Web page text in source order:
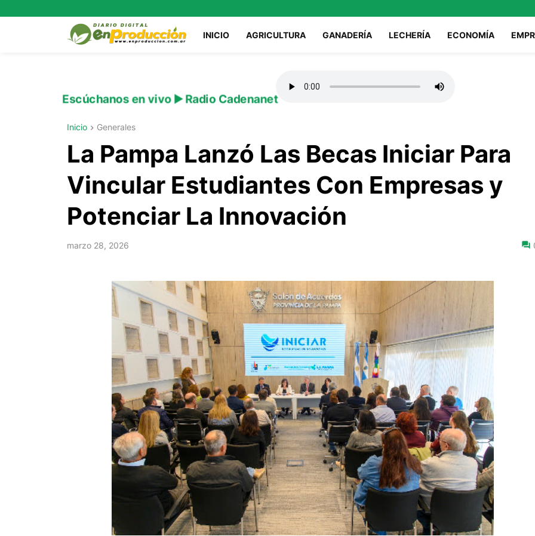
INICIO AGRICULTURA GANADERÍA LECHERÍA ECONOMÍA
Escúchanos en vivo ▶️ Radio Cadenanet
Inicio Generales
La Pampa Lanzó Las Becas Iniciar Para
Vincular Estudiantes Con Empresas y
Potenciar La Innovación
marzo 28, 2026